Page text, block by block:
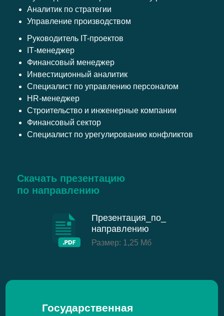
Руководитель IT-проектов
ІТ-менеджер
Финансовый менеджер
Инвестиционный аналитик
Специалист по управлению персоналом
HR-менеджер
Строительство и инженерные компании
Финансовый сектор
Специалист по урегулированию конфликтов
Аналитик по стратегии
Управление производством
Скачать презентацию
по направлению
Презентация_по_
направлению
Размер: 1,25 Мб
Государственная